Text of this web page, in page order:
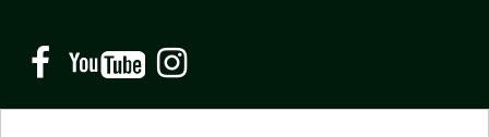
Facebook YouTube